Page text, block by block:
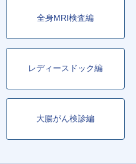
全身MRI検査編
レディースドック編
大腸がん検診編